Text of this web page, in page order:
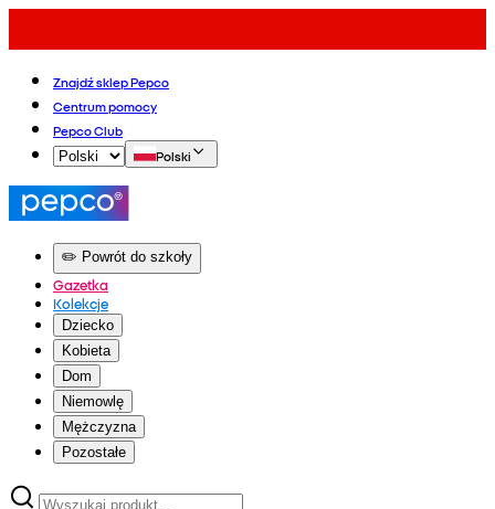
Znajdź sklep Pepco
Centrum pomocy
Pepco Club
Polski
✏️ Powrót do szkoły
Gazetka
Kolekcje
Dziecko
Kobieta
Dom
Niemowlę
Mężczyzna
Pozostałe